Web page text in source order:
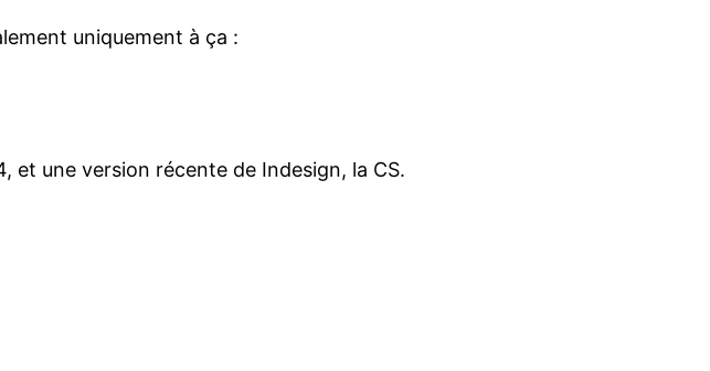
uniquement à ça :
et une version récente de Indesign, la CS.